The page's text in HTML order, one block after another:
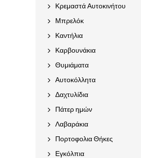
Κρεμαστά Αυτοκινήτου
Μπρελόκ
Καντήλια
Καρβουνάκια
Θυμιάματα
Αυτοκόλλητα
Δαχτυλίδια
Πάτερ ημών
Λαβαράκια
Πορτοφολια Θήκες
Εγκόλπια